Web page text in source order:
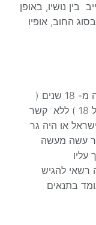
בין נושיו, באופן
החוב, אופיו
כל אדם פרטי אשר הנו בגיל של למעלה מ- 18 שנים (
לעתים במקרים מסוימים גם למטה מגיל 18 ) ללא קשר
או היה גר
עשה מעשה
רשאי להגיש
בתנאים